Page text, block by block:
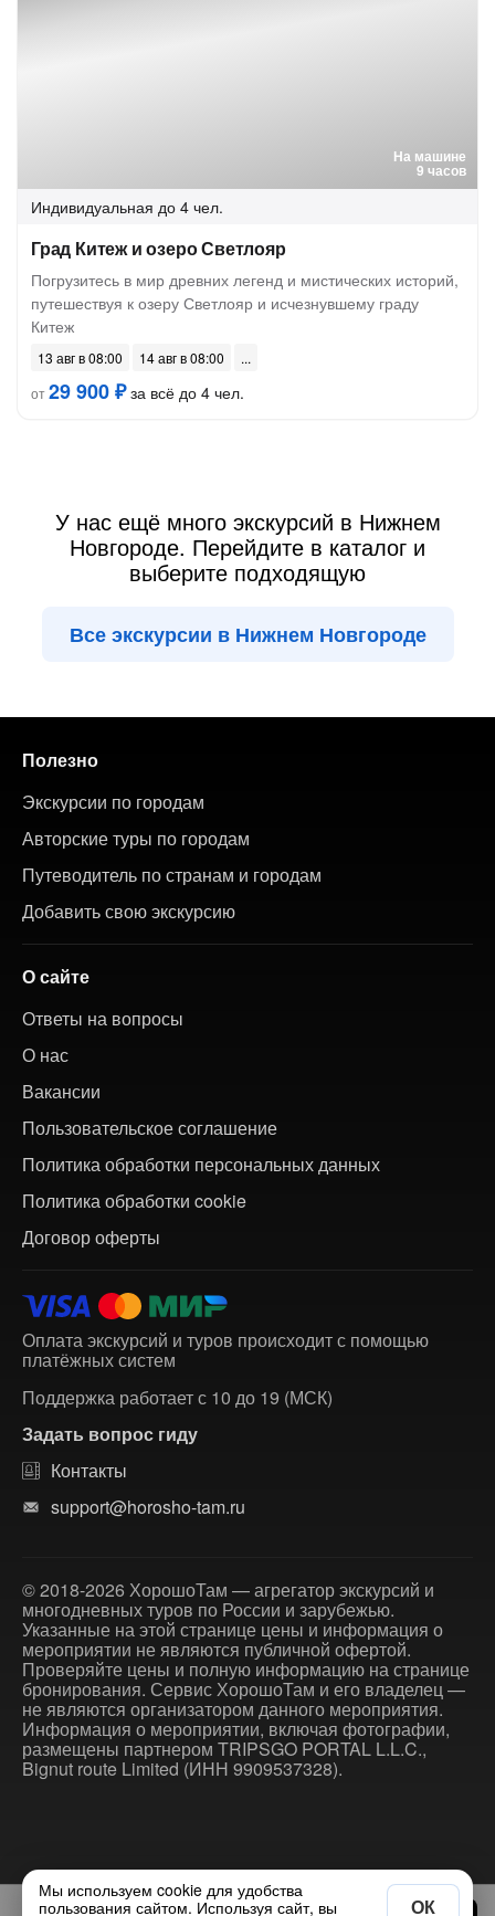
На машине
9 часов
Индивидуальная до 4 чел.
Град Китеж и озеро Светлояр
Погрузитесь в мир древних легенд и мистических историй,
путешествуя к озеру Светлояр и исчезнувшему граду
Китеж
13 авг в 08:00
14 авг в 08:00
от29 900 ₽за всё до 4 чел.
У нас ещё много экскурсий в Нижнем
Новгороде. Перейдите в каталог и
выберите подходящую
Все экскурсии в Нижнем Новгороде
Полезно
Экскурсии по городам
Авторские туры по городам
Путеводитель по странам и городам
Добавить свою экскурсию
О сайте
Ответы на вопросы
О нас
Вакансии
Пользовательское соглашение
Политика обработки персональных данных
Политика обработки cookie
Договор оферты
Оплата экскурсий и туров происходит с помощью
платёжных систем
Поддержка работает с 10 до 19 (МСК)
Задать вопрос гиду
Контакты
support@horosho-tam.ru
© 2018-2026 ХорошоТам — агрегатор экскурсий и
многодневных туров по России и зарубежью.
Указанные на этой странице цены и информация о
мероприятии не являются публичной офертой.
Проверяйте цены и полную информацию на странице
бронирования. Сервис ХорошоТам и его владелец —
не являются организатором данного мероприятия.
Информация о мероприятии, включая фотографии,
размещены партнером TRIPSGO PORTAL L.L.C.,
Bignut route Limited (ИНН 9909537328).
Мы используем cookie для удобства
пользования сайтом. Используя сайт, вы
ОК